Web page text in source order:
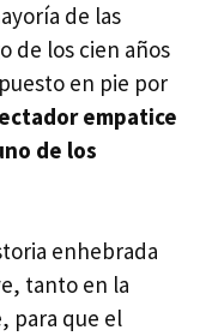
de las
de los cien años
en pie por
empatice
de los
enhebrada
tanto en la
para que el